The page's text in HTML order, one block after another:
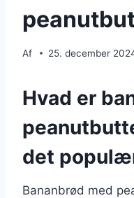
Af 25. december
Hvad er
det
Bananbrød med